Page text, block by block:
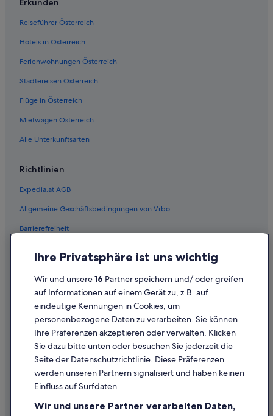
Hotels nahe The San Mateo Japanese Garden
Erkunden
Reiseführer Österreich
Hotels in Österreich
Ferienwohnungen Österreich
Städtereisen Österreich
Flüge in Österreich
Mietwagen Österreich
Alle Unterkunftsarten
Richtlinien
Expedia.at AGB
Allgemeine Geschäftsbedingungen von Vrbo
Barrierefreiheit
Rechtliche Hinweise/Kontakt
Inhaltsrichtlinien und Melden von Inhalten
Hilfe
Hilfe
Ihre Privatsphäre ist uns wichtig
Wir und unsere16 Partner speichern und/ oder greifen
auf Informationen auf einem Gerät zu, z.B. auf
eindeutige Kennungen in Cookies, um
personenbezogene Daten zu verarbeiten. Sie können
Ihre Präferenzen akzeptieren oder verwalten. Klicken
Sie dazu bitte unten oder besuchen Sie jederzeit die
Seite der Datenschutzrichtlinie. Diese Präferenzen
werden unseren Partnern signalisiert und haben keinen
Einfluss auf Surfdaten.
Wir und unsere Partner verarbeiten Daten,